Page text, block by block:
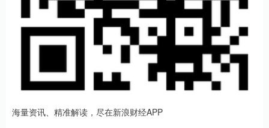
海量资讯、精准解读，尽在新浪财经APP